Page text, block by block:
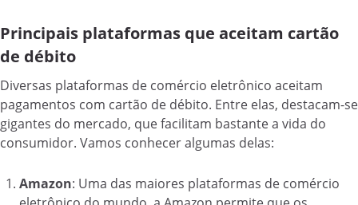
Principais plataformas que aceitam cartão
de débito
Diversas plataformas de comércio eletrônico aceitam
pagamentos com cartão de débito. Entre elas, destacam-se
gigantes do mercado, que facilitam bastante a vida do
consumidor. Vamos conhecer algumas delas:
Amazon: Uma das maiores plataformas de comércio